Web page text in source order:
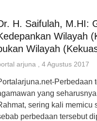
H. Saifulah, M.HI:
Wilayah
Wilayah
arjuna 4 Agustus 2017
Perbedaan
yang
sering kali memicu
perbedaan tersebut